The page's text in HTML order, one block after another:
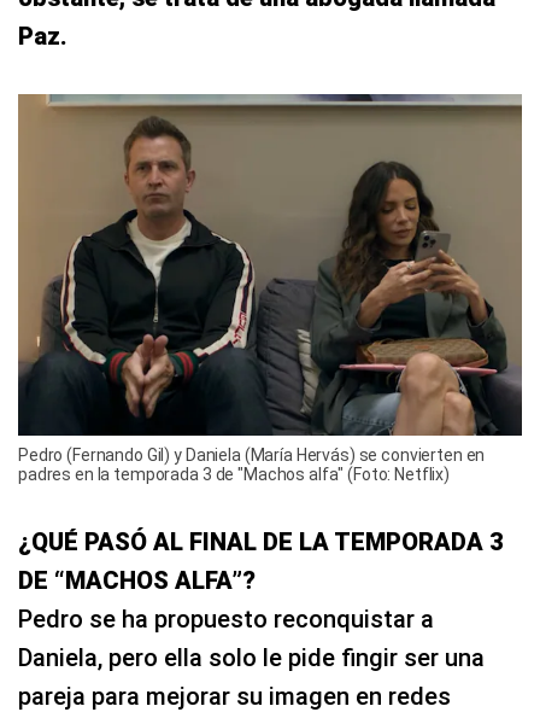
Paz.
Pedro (Fernando Gil) y Daniela (María Hervás) se convierten en
padres en la temporada 3 de "Machos alfa" (Foto: Netflix)
¿QUÉ PASÓ AL FINAL DE LA TEMPORADA 3
DE “MACHOS ALFA”?
Pedro se ha propuesto reconquistar a
Daniela, pero ella solo le pide fingir ser una
pareja para mejorar su imagen en redes